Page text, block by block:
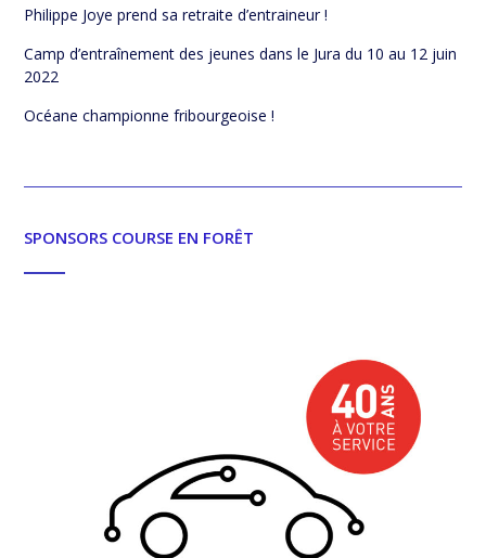
Philippe Joye prend sa retraite d’entraineur !
Camp d’entraînement des jeunes dans le Jura du 10 au 12 juin
2022
Océane championne fribourgeoise !
SPONSORS COURSE EN FORÊT